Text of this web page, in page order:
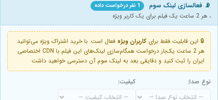
📡 فعالسازی لینک سوم 1 نفر درخواست داده
، هر 2 ساعت یک فیلم برای یک کاربر ویژه
🔒 این قابلیت فقط برای کاربران ویژه فعال است. با خرید اشتراک ویژه می‌توانید
هر 2 ساعت یک‌بار درخواست همگام‌سازی لینک‌های این فیلم با CDN اختصاصی
ایران را ثبت کنید و دقایقی بعد به لینک سوم آن دسترسی خواهید داشت
نوع صدا: کیفیت: